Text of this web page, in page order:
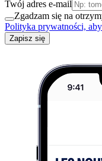
Twój adres e-mail
Zgadzam się na
Polityka prywatności,
Zapisz się